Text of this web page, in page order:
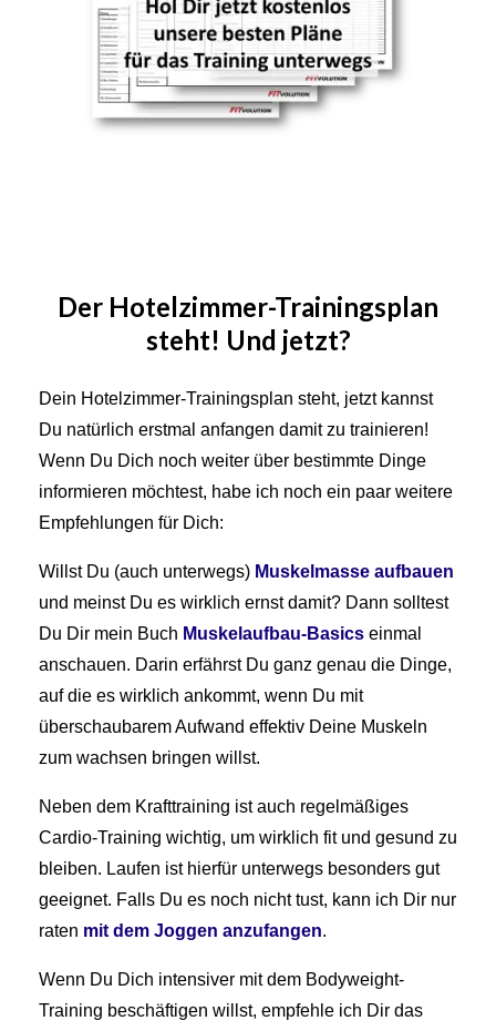
Der Hotelzimmer-Trainingsplan
steht! Und jetzt?
Dein Hotelzimmer-Trainingsplan steht, jetzt kannst
Du natürlich erstmal anfangen damit zu trainieren!
Wenn Du Dich noch weiter über bestimmte Dinge
informieren möchtest, habe ich noch ein paar weitere
Empfehlungen für Dich:
Willst Du (auch unterwegs) Muskelmasse aufbauen
und meinst Du es wirklich ernst damit? Dann solltest
Du Dir mein Buch Muskelaufbau-Basics einmal
anschauen. Darin erfährst Du ganz genau die Dinge,
auf die es wirklich ankommt, wenn Du mit
überschaubarem Aufwand effektiv Deine Muskeln
zum wachsen bringen willst.
Neben dem Krafttraining ist auch regelmäßiges
Cardio-Training wichtig, um wirklich fit und gesund zu
bleiben. Laufen ist hierfür unterwegs besonders gut
geeignet. Falls Du es noch nicht tust, kann ich Dir nur
raten mit dem Joggen anzufangen.
Wenn Du Dich intensiver mit dem Bodyweight-
Training beschäftigen willst, empfehle ich Dir das